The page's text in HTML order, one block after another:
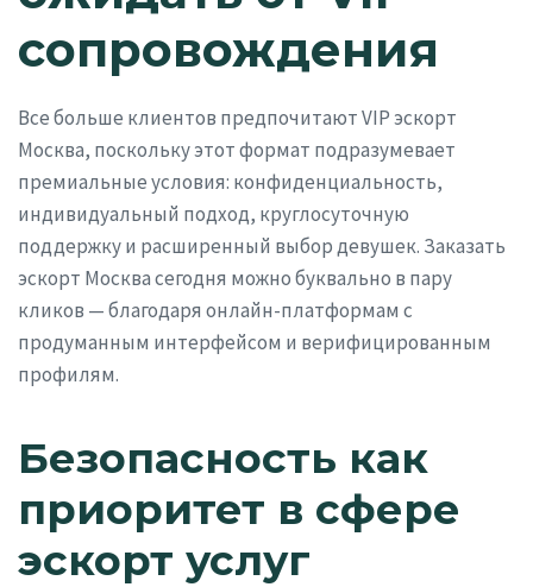
сопровождения
Все больше клиентов предпочитают VIP эскорт
Москва, поскольку этот формат подразумевает
премиальные условия: конфиденциальность,
индивидуальный подход, круглосуточную
поддержку и расширенный выбор девушек. Заказать
эскорт Москва сегодня можно буквально в пару
кликов — благодаря онлайн-платформам с
продуманным интерфейсом и верифицированным
профилям.
Безопасность как
приоритет в сфере
эскорт услуг